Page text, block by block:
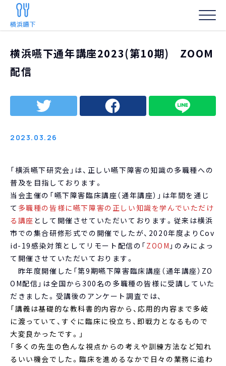
事務局からの
HOME
横浜嚥下通年講座2023(第10期) ZOOM
配信
2023.03.26
「横浜嚥下研究会」は、正しい嚥下障害の知識の多職種への
普及を目指しております。
当会主催の「嚥下障害臨床講座（通年講座）」は年間を通じ
て 多職種の皆様に嚥下障害の正しい知識を学んでいただけ
る講座 として開催させていただいております。従来は横浜
市での集合研修形式での開催でしたが、2020年度よりCov
id-19感染対策としてリモート配信の「ZOOM 」のみによっ
て開催させていただいております。
昨年度開催した「第9期嚥下障害臨床講座（通年講座）ZO
OM配信」は全国から300名の多職種の皆様に受講していた
だきました。受講後のアンケート調査では、
「講義は基礎的な教科書的内容から、応用的内容まで多岐
に渡っていて、すぐに臨床に役立ち、即戦力となるもので
大変良かったです。」
「多くの先生の色んな視点からの考えや訓練方法など知れ
るいい機会でした。臨床を進めるなかで日々の業務に追わ